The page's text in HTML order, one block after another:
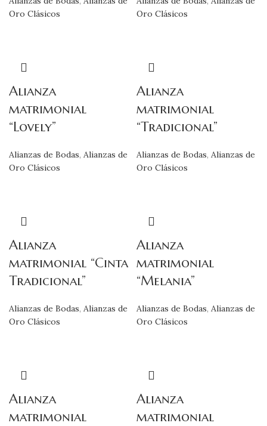
Oro Clásicos
Oro Clásicos
Alianza
matrimonial
“Lovely”
Alianzas de Bodas, Alianzas de
Oro Clásicos
Alianza
matrimonial
“Tradicional”
Alianzas de Bodas, Alianzas de
Oro Clásicos
Alianza
matrimonial “Cinta
Tradicional”
Alianzas de Bodas, Alianzas de
Oro Clásicos
Alianza
matrimonial
“Melania”
Alianzas de Bodas, Alianzas de
Oro Clásicos
Alianza
matrimonial
Alianza
matrimonial